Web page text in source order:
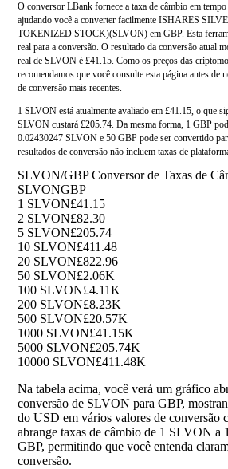
O conversor LBank fornece a taxa de câmbio em
ajudando você a converter facilmente ISHARES
TOKENIZED STOCK)(SLVON) em GBP. Esta
real para a conversão. O resultado da conversão atual
real de SLVON é £41.15. Como os preços das
recomendamos que você consulte esta página antes de
de conversão mais recentes.
1 SLVON está atualmente avaliado em £41.15, o que
SLVON custará £205.74. Da mesma forma, 1 GBP
0.02430247 SLVON e 50 GBP pode ser convertido
resultados de conversão não incluem taxas de
SLVON/GBP Conversor de Taxas de
SLVONGBP
1 SLVON£41.15
2 SLVON£82.30
5 SLVON£205.74
10 SLVON£411.48
20 SLVON£822.96
50 SLVON£2.06K
100 SLVON£4.11K
200 SLVON£8.23K
500 SLVON£20.57K
1000 SLVON£41.15K
5000 SLVON£205.74K
10000 SLVON£411.48K
Na tabela acima, você verá um gráfico
conversão de SLVON para GBP,
do USD em vários valores de conversão
abrange taxas de câmbio de 1 SLVON
GBP, permitindo que você entenda
conversão.